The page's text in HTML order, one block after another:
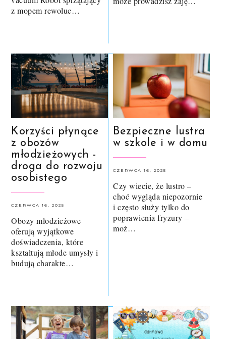
z mopem rewoluc…
Korzyści płynące
z obozów
młodzieżowych -
droga do rozwoju
osobistego
CZERWCA 16, 2025
Obozy młodzieżowe
oferują wyjątkowe
doświadczenia, które
kształtują młode umysły i
budują charakte…
Bezpieczne lustra
w szkole i w domu
CZERWCA 16, 2025
Czy wiecie, że lustro –
choć wygląda niepozornie
i często służy tylko do
poprawienia fryzury –
moż…